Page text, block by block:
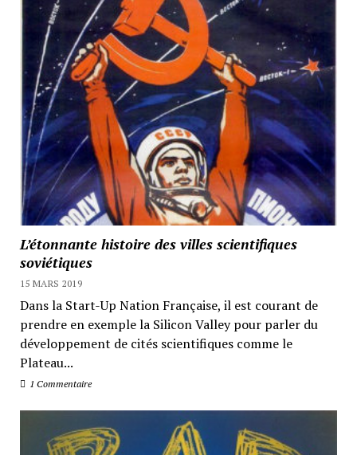
L’étonnante histoire des villes scientifiques
soviétiques
15 MARS 2019
Dans la Start-Up Nation Française, il est courant de
prendre en exemple la Silicon Valley pour parler du
développement de cités scientifiques comme le
Plateau...
1 Commentaire